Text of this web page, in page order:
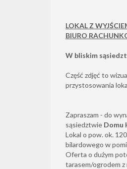
LOKAL Z
BIURO
W bliskim
Część zdjęć to
przystosowania
Zapraszam - do
sąsiedztwie Domu
Lokal o pow. ok.
bilardowego w
Oferta o dużym
tarasem/ogrodem z